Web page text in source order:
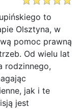
to
Olsztyna, w
pomoc prawną
Od wielu lat
rodzinnego,
jak i te
jest